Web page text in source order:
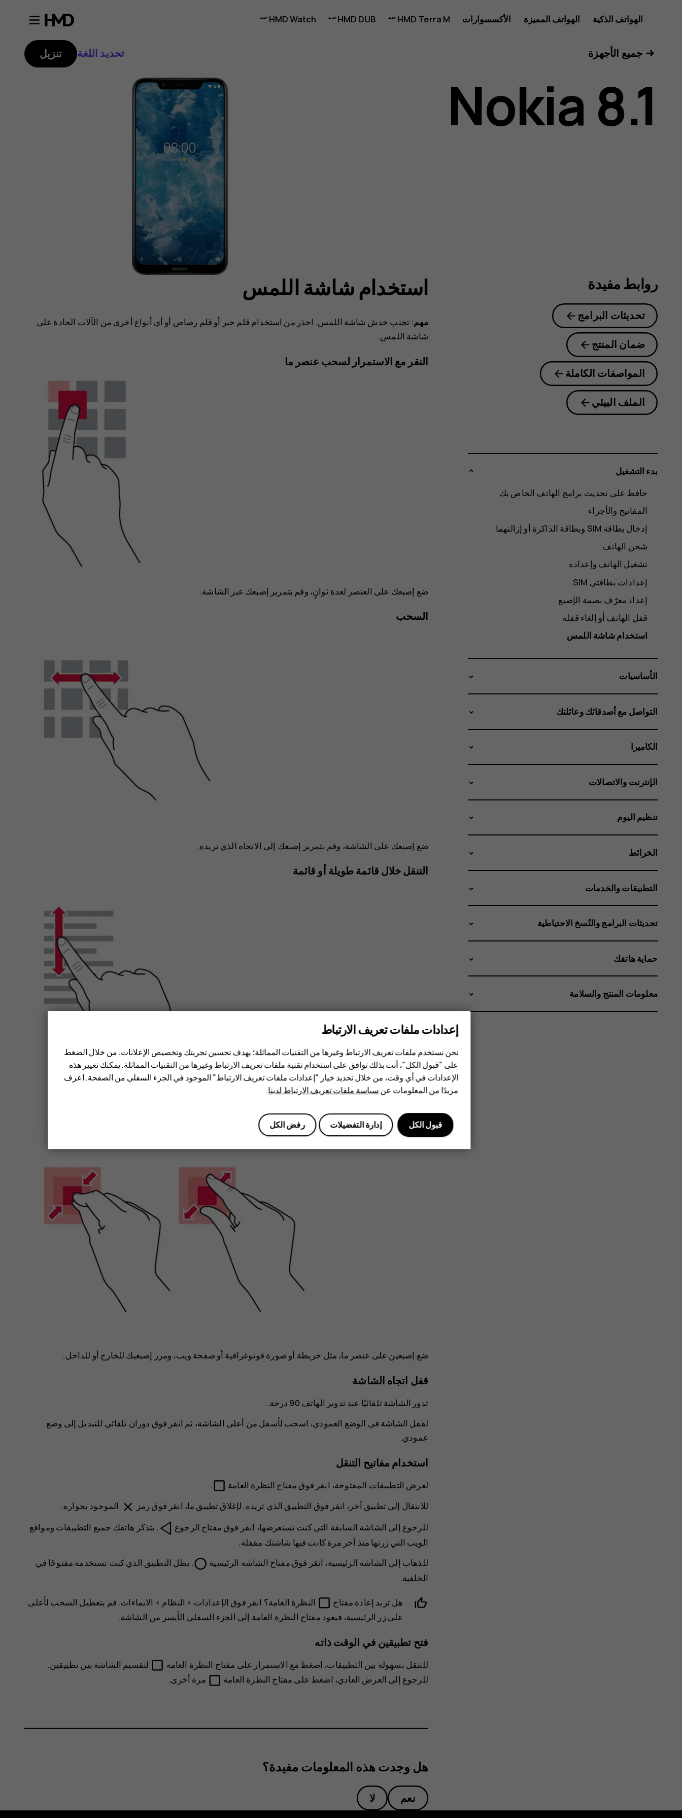
دليل
مستخدم
هاتف
الهواتف الذكية الهواتف المميزة الأكسسوارات HMD Terra M
HMD DUB
HMD Watch
جميع الأجهزة تحديد اللغة تنزيل
Nokia 8.1
استخدام شاشة اللمس
مهم: تجنب خدش شاشة اللمس. احذر من استخدام قلم حبر أو قلم رصاص أو أي أنواع أخرى من الآلات الحادة على
شاشة اللمس.
النقر مع الاستمرار لسحب عنصر ما
ضع إصبعك على العنصر لعدة ثوانٍ، وقم بتمرير إصبعك عبر الشاشة.
السحب
ضع إصبعك على الشاشة، وقم بتمرير إصبعك إلى الاتجاه الذي تريده.
التنقل خلال قائمة طويلة أو قائمة
التكبير أو التصغير
ضع إصبعين على عنصر ما، مثل خريطة أو صورة فوتوغرافية أو صفحة ويب، ومرر إصبعيك للخارج أو للداخل.
قفل اتجاه الشاشة
تدور الشاشة تلقائيًا عند تدوير الهاتف 90 درجة.
لقفل الشاشة في الوضع العمودي، اسحب لأسفل من أعلى الشاشة، ثم انقر فوق دوران تلقائي للتبديل إلى وضع
عمودي.
استخدام مفاتيح التنقل
لعرض التطبيقات المفتوحة، انقر فوق مفتاح النظرة العامة check_box_outline_blank
.
للانتقال إلى تطبيق آخر، انقر فوق التطبيق الذي تريده. لإغلاق تطبيق ما، انقر فوق رمز
close الموجود بجواره.
للرجوع إلى الشاشة السابقة التي كنت تستعرضها، انقر فوق مفتاح الرجوع
. يتذكر هاتفك جميع التطبيقات ومواقع
الويب التي زرتها منذ آخر مرة كانت فيها شاشتك مقفلة.
للذهاب إلى الشاشة الرئيسية، انقر فوق مفتاح الشاشة الرئيسية panorama_fish_eye. يظل التطبيق الذي كنت تستخدمه مفتوحًا في
الخلفية.
هل تريد إعادة مفتاح check_box_outline_blank النظرة العامة؟ انقر فوق الإعدادات‏‎ > النظام > الايماءات. قم بتعطيل السحب لأعلى
على زر الرئيسية، فيعود مفتاح النظرة العامة إلى الجزء السفلي الأيسر من الشاشة.
فتح تطبيقين في الوقت ذاته
للتنقل بسهولة بين التطبيقات، اضغط مع الاستمرار على مفتاح النظرة العامة check_box_outline_blank لتقسيم الشاشة بين تطبيقين.
للرجوع إلى العرض العادي، اضغط على مفتاح النظرة العامة check_box_outline_blank مرة أخرى.
هل وجدت هذه المعلومات مفيدة؟
نعم لا
روابط مفيدة
تحديثات البرامج
ضمان المنتج
المواصفات الكاملة
الملف البيئي
بدء التشغيل
حافظ على تحديث برامج الهاتف الخاص بك
المفاتيح والأجزاء
شحن الهاتف
تشغيل الهاتف وإعداده
إعدادات بطاقتي SIM
إعداد معرّف بصمة الإصبع
قفل الهاتف أو إلغاء قفله
استخدام شاشة اللمس
الأساسيات
التواصل مع أصدقائك وعائلتك
الكاميرا
الإنترنت والاتصالات
تنظيم اليوم
الخرائط
التطبيقات والخدمات
تحديثات البرامج والنُسخ الاحتياطية
حماية هاتفك
معلومات المنتج والسلامة
إعدادات ملفات تعريف الارتباط
نحن نستخدم ملفات تعريف الارتباط وغيرها من التقنيات المماثلة؛ بهدف تحسين تجربتك وتخصيص الإعلانات. من خلال الضغط
على "قبول الكل"، أنت بذلك توافق على استخدام تقنية ملفات تعريف الارتباط وغيرها من التقنيات المماثلة. يمكنك تغيير هذه
الإعدادات في أي وقت، من خلال تحديد خيار "إعدادات ملفات تعريف الارتباط" الموجود في الجزء السفلي من الصفحة. اعرف
مزيدًا من المعلومات عنسياسة ملفات تعريف الارتباط لدينا.
رفض الكل إدارة التفضيلات قبول الكل